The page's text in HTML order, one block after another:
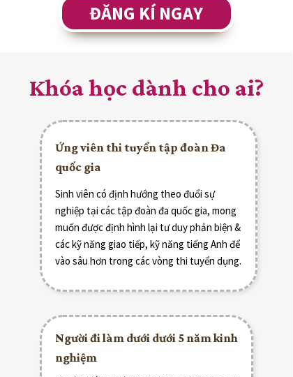
ĐĂNG KÍ NGAY
Khóa học dành cho ai?
Người đi làm dưới dưới 5 năm kinh
nghiệm
Sinh viên có định hướng theo đuổi sự
nghiệp tại các tập đoàn đa quốc gia, mong
muốn được định hình lại tư duy phản biện &
các kỹ năng giao tiếp, kỹ năng tiếng Anh để
vào sâu hơn trong các vòng thi tuyển dụng.
Ứng viên thi tuyển tập đoàn Đa
quốc gia